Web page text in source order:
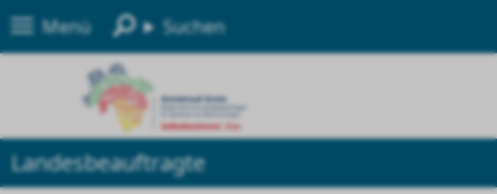
Menü Suchen
Landesbeauftragte